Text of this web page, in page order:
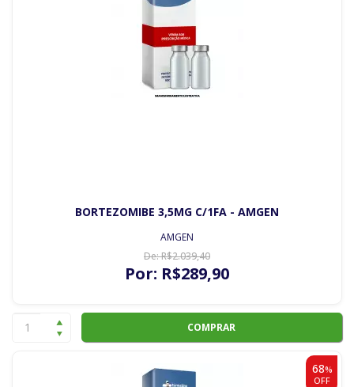
BORTEZOMIBE 3,5MG C/1FA - AMGEN
AMGEN
De:R$2.039,40
Por: R$289,90
COMPRAR
68%
OFF